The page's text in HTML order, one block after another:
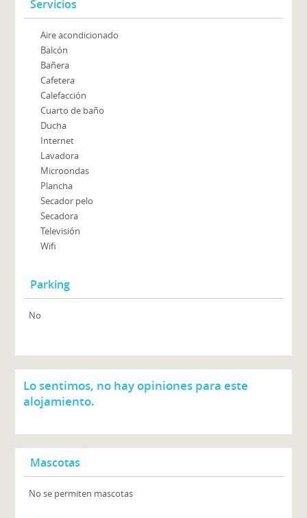
Servicios
Aire acondicionado
Balcón
Bañera
Cafetera
Calefacción
Cuarto de baño
Ducha
Internet
Lavadora
Microondas
Plancha
Secador pelo
Secadora
Televisión
Wifi
Parking
No
Lo sentimos, no hay opiniones para este
alojamiento.
Mascotas
No se permiten mascotas